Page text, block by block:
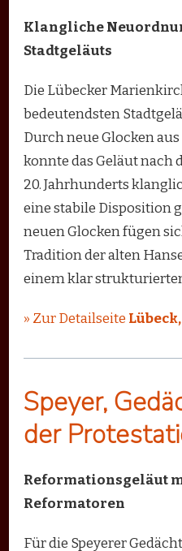
Klangliche
Stadtgeläuts
Die Lübecker
bedeutendsten
Durch neue Glocken
konnte das Geläut nach
20. Jahrhunderts
eine stabile Disposition
neuen Glocken fügen
Tradition der alten
einem klar
» Zur Detailseite
Speyer,
der
Reformationsgeläut
Reformatoren
Für die Speyerer